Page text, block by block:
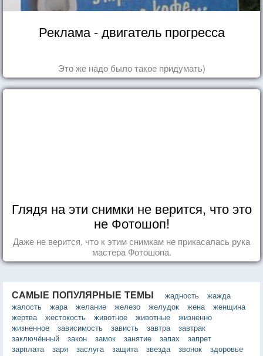
Реклама - двигатель прогресса
Это же надо было такое придумать)
Глядя на эти снимки не верится, что это
не Фотошоп!
Даже не верится, что к этим снимкам не прикасалась рука
мастера Фотошопа.
САМЫЕ ПОПУЛЯРНЫЕ ТЕМЫ жадность
жажда
жалость
жара желание железо желудок жена
женщина
жертва
жестокость животное животные
жизненно
жизненное
зависимость зависть завтра
завтрак
заключённый
закон замок занятие запах
запрет
зарплата
заря заслуга защита звезда звонок
здоровье